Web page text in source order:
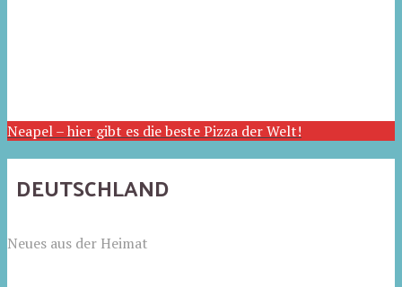
Neapel – hier gibt es die beste Pizza der Welt!
DEUTSCHLAND
Neues aus der Heimat